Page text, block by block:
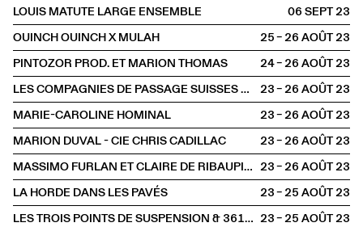
LOUIS MATUTE LARGE ENSEMBLE
06 SEPT2023
OUINCH OUINCH X MULAH
25 – 26 AOÛT2023
PINTOZOR PROD. ET MARION THOMAS
24 – 26 AOÛT2023
LES COMPAGNIES DE PASSAGE SUISSES AU FESTIVAL D'AURILLAC
23 – 26 AOÛT2023
MARIE-CAROLINE HOMINAL
23 – 26 AOÛT2023
MARION DUVAL - CIE CHRIS CADILLAC
23 – 26 AOÛT2023
MASSIMO FURLAN ET CLAIRE DE RIBAUPIERRE 23 – 26 AOÛT2023
LA HORDE DANS LES PAVÉS
23 – 25 AOÛT2023
LES TROIS POINTS DE SUSPENSION & 3615 DAKOTA 23 – 25 AOÛT2023